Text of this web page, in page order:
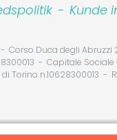
- Kunde
Corso Duca degli Abruzzi
Capitale Sociale
Torino n.10628300013
Choices